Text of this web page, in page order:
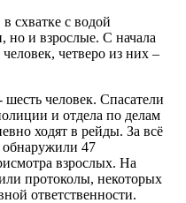
схватке с водой
но и взрослые. С начала
четверо из них –
шесть человек. Спасатели
и отдела по делам
ходят в рейды. За всё
обнаружили 47
взрослых. На
протоколы, некоторых
ответственности.